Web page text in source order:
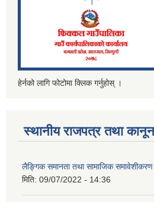
हेर्नको लागि फोटोमा क्लिक गर्नुहोस् ।
स्थानीय राजपत्र तथा
लैङ्गिक समानता तथा सामाजिक
मिति: 09/07/2022 - 14:36